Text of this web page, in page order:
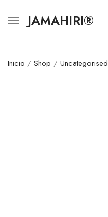
JAMAHIRI®
Inicio / Shop / Uncategorised